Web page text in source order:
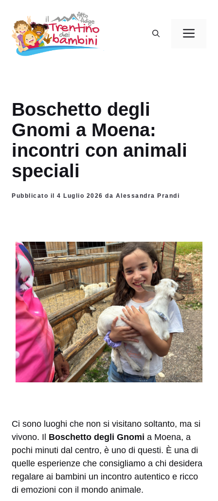
contenuto
Boschetto degli
Gnomi a Moena:
incontri con animali
speciali
Pubblicato il 4 Luglio 2026 da Alessandra Prandi
Ci sono luoghi che non si visitano soltanto, ma si
vivono. Il Boschetto degli Gnomi a Moena, a
pochi minuti dal centro, è uno di questi. È una di
quelle esperienze che consigliamo a chi desidera
regalare ai bambini un incontro autentico e ricco
di emozioni con il mondo animale.